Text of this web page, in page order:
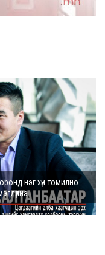
энэ сарын 20-нд
болгох өргөдөлд 14
дээр тохиролцох
газра...
үүсвэрээс буюу өндөр
нэг хүн томилно